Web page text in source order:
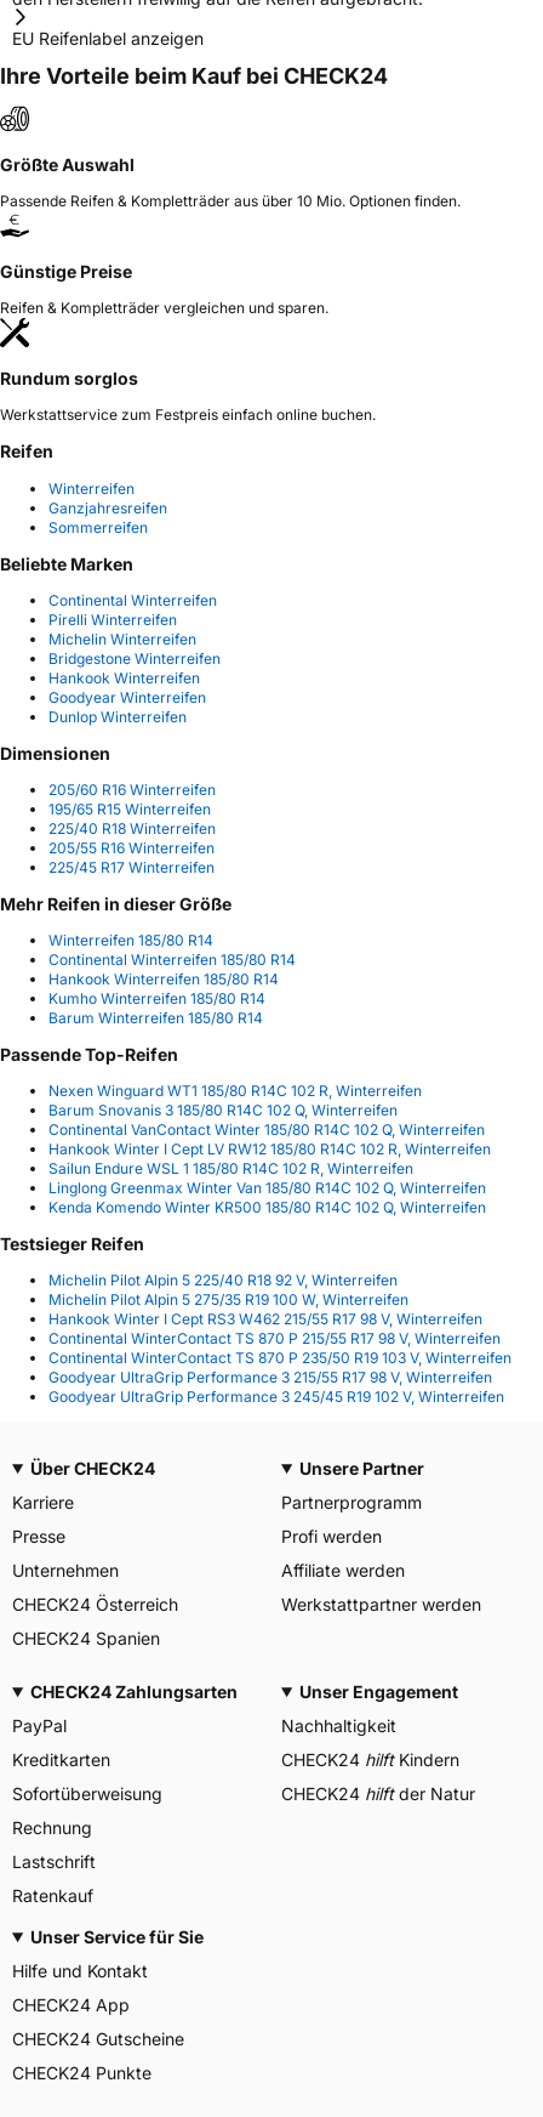
EU Reifenlabel anzeigen
Ihre Vorteile beim Kauf bei CHECK24
Größte Auswahl
Passende Reifen & Kompletträder aus über 10 Mio. Optionen finden.
Günstige Preise
Reifen & Kompletträder vergleichen und sparen.
Rundum sorglos
Werkstattservice zum Festpreis einfach online buchen.
Reifen
Winterreifen
Ganzjahresreifen
Sommerreifen
Beliebte Marken
Continental Winterreifen
Pirelli Winterreifen
Michelin Winterreifen
Bridgestone Winterreifen
Hankook Winterreifen
Goodyear Winterreifen
Dunlop Winterreifen
Dimensionen
205/60 R16 Winterreifen
195/65 R15 Winterreifen
225/40 R18 Winterreifen
205/55 R16 Winterreifen
225/45 R17 Winterreifen
Mehr Reifen in dieser Größe
Winterreifen 185/80 R14
Continental Winterreifen 185/80 R14
Hankook Winterreifen 185/80 R14
Kumho Winterreifen 185/80 R14
Barum Winterreifen 185/80 R14
Passende Top-Reifen
Nexen Winguard WT1 185/80 R14C 102 R, Winterreifen
Barum Snovanis 3 185/80 R14C 102 Q, Winterreifen
Continental VanContact Winter 185/80 R14C 102 Q, Winterreifen
Hankook Winter I Cept LV RW12 185/80 R14C 102 R, Winterreifen
Sailun Endure WSL 1 185/80 R14C 102 R, Winterreifen
Linglong Greenmax Winter Van 185/80 R14C 102 Q, Winterreifen
Kenda Komendo Winter KR500 185/80 R14C 102 Q, Winterreifen
Testsieger Reifen
Michelin Pilot Alpin 5 225/40 R18 92 V, Winterreifen
Michelin Pilot Alpin 5 275/35 R19 100 W, Winterreifen
Hankook Winter I Cept RS3 W462 215/55 R17 98 V, Winterreifen
Continental WinterContact TS 870 P 215/55 R17 98 V, Winterreifen
Continental WinterContact TS 870 P 235/50 R19 103 V, Winterreifen
Goodyear UltraGrip Performance 3 215/55 R17 98 V, Winterreifen
Goodyear UltraGrip Performance 3 245/45 R19 102 V, Winterreifen
Über CHECK24
Karriere
Presse
Unternehmen
CHECK24 Österreich
CHECK24 Spanien
Unsere Partner
Partnerprogramm
Profi werden
Affiliate werden
Werkstattpartner werden
CHECK24 Zahlungsarten
PayPal
Kreditkarten
Sofortüberweisung
Rechnung
Lastschrift
Ratenkauf
Unser Engagement
Nachhaltigkeit
CHECK24 hilftKindern
CHECK24 hilftder Natur
Unser Service für Sie
Hilfe und Kontakt
CHECK24 App
CHECK24 Gutscheine
CHECK24 Punkte